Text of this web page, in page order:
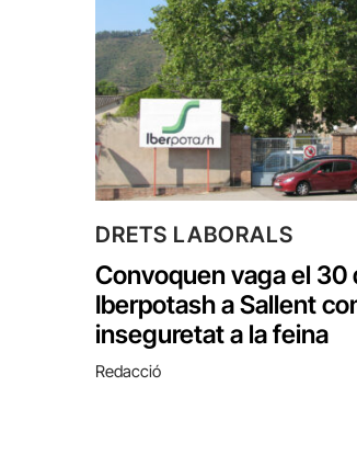
DRETS LABORALS
Convoquen vaga el 30
Iberpotash a Sallent
inseguretat a la feina
Redacció